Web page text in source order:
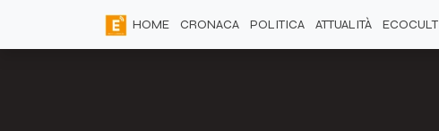
HOME CRONACA POLITICA ATTUALITÀ ECOCULT